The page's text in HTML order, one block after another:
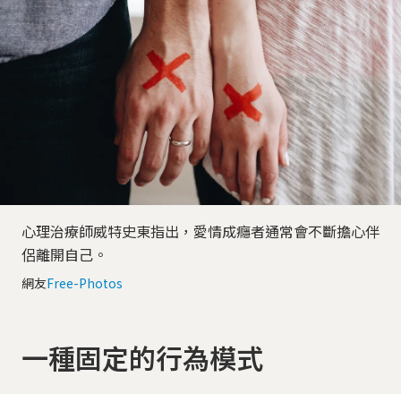
心理治療師威特史東指出，愛情成癮者通常會不斷擔心伴
侶離開自己。
網友Free-Photos
一種固定的行為模式